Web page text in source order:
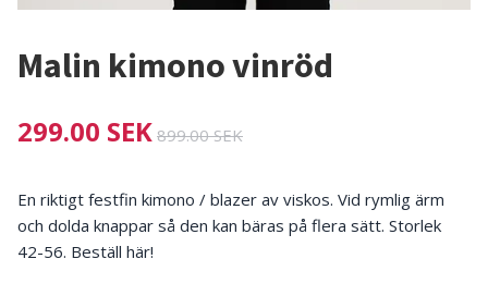
Malin kimono vinröd
299.00 SEK 899.00 SEK
En riktigt festfin kimono / blazer av viskos. Vid rymlig ärm
och dolda knappar så den kan bäras på flera sätt. Storlek
42-56. Beställ här!